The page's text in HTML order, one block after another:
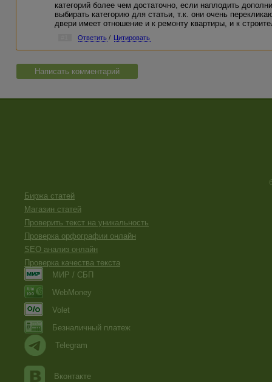
категорий более чем достаточно, если наплодить
выбирать категорию для статьи, т.к. они очень
двери имеет отношение и к ремонту квартиры, и к
Ответить / Цитировать
Написать комментарий
Биржа статей
Магазин статей
Проверить текст на уникальность
Проверка орфографии онлайн
SEO анализ онлайн
Проверка качества текста
МИР / СБП
WebMoney
Volet
Безналичный платеж
Telegram
Вконтакте